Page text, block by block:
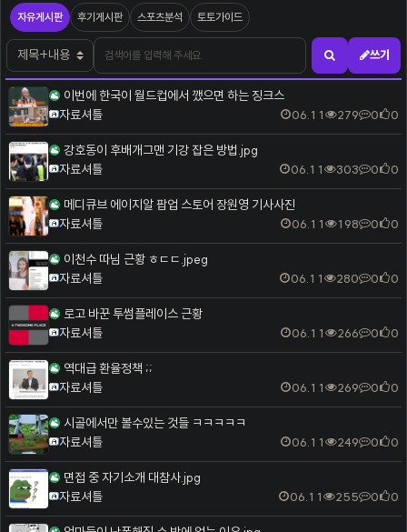
자유게시판 후기게시판 스포츠분석 토토가이드
검색대상 검색어
검색하기쓰기
이번에 한국이 월드컵에서 깼으면 하는 징크스
자료셔틀
06.11 279 0 0
강호동이 후배개그맨 기강 잡은 방법.jpg
자료셔틀
06.11 303 0 0
메디큐브 에이지알 팝업 스토어 장원영 기사사진
자료셔틀
06.11 198 0 0
이천수 따님 근황 ㅎㄷㄷ.jpeg
자료셔틀
06.11 280 0 0
로고 바꾼 투썸플레이스 근황
자료셔틀
06.11 266 0 0
역대급 환율정책 ;;
자료셔틀
06.11 269 0 0
시골에서만 볼수있는 것들 ㅋㅋㅋㅋㅋ
자료셔틀
06.11 249 0 0
면접 중 자기소개 대참사.jpg
자료셔틀
06.11 255 0 0